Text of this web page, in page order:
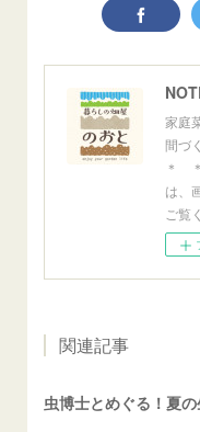
家庭
間づ
＊
は、
ご
関連記事